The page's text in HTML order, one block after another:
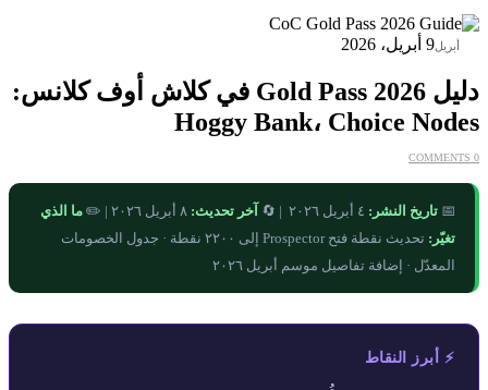
أبريل9 أبريل، 2026
دليل Gold Pass 2026 في كلاش أوف كلانس:
Hoggy Bank، Choice Nodes
0 COMMENTS
📅 تاريخ النشر: آخر تحديث:
ما الذي
تغيّر:
تحديث نقطة فتح Prospector إلى ٢٢٠٠ نقطة · جدول الخصومات
المعدّل · إضافة تفاصيل موسم أبريل ٢٠٢٦
⚡ أبرز النقاط